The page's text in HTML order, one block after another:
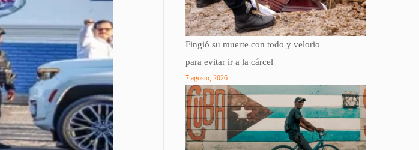
Fingió su muerte con todo y velorio
para evitar ir a la cárcel
7 agosto, 2026